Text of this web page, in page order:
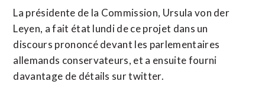
La présidente de la Commission, Ursula von der
Leyen, a fait état lundi de ce projet dans un
discours prononcé devant les parlementaires
allemands conservateurs, et a ensuite fourni
davantage de détails sur twitter.